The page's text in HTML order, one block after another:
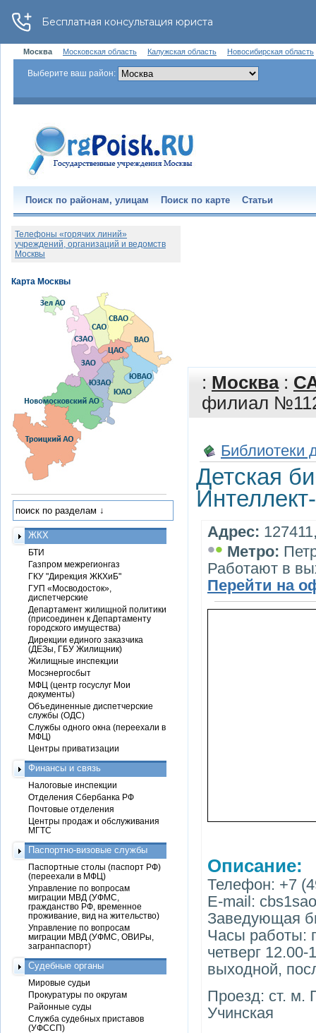
Москва Московская область Калужская область Новосибирская область
Выберите ваш район:
Поиск по районам, улицам Поиск по карте Статьи
: Москва:
филиал
Библиотеки
Детская
Адрес:
•• Метро:
Работают в
Перейти на
Описание:
Телефон: +7
E-mail:
Заведующая
Часы работы:
четверг
выходной,
Проезд: ст. м.
Учинская
Телефоны «горячих линий»
учреждений, организаций и ведомств
Москвы
ЖКХ
БТИ
Газпром межрегионгаз
ГКУ "Дирекция ЖКХиБ"
ГУП «Мосводосток»,
диспетчерские
Департамент жилищной политики
(присоединен к Департаменту
городского имущества)
Дирекции единого заказчика
(ДЕЗы, ГБУ Жилищник)
Жилищные инспекции
Мосэнергосбыт
МФЦ (центр госуслуг Мои
документы)
Объединенные диспетчерские
службы (ОДС)
Службы одного окна (переехали в
МФЦ)
Центры приватизации
Финансы и связь
Налоговые инспекции
Отделения Сбербанка РФ
Почтовые отделения
Центры продаж и обслуживания
МГТС
Паспортно-визовые службы
Паспортные столы (паспорт РФ)
(переехали в МФЦ)
Управление по вопросам
миграции МВД (УФМС,
гражданство РФ, временное
проживание, вид на жительство)
Управление по вопросам
миграции МВД (УФМС, ОВИРы,
загранпаспорт)
Судебные органы
Мировые судьи
Прокуратуры по округам
Районные суды
Служба судебных приставов
(УФССП)